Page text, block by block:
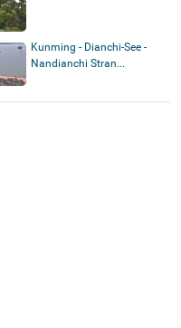
Kunming - Dianchi-See -
Nandianchi Stran...